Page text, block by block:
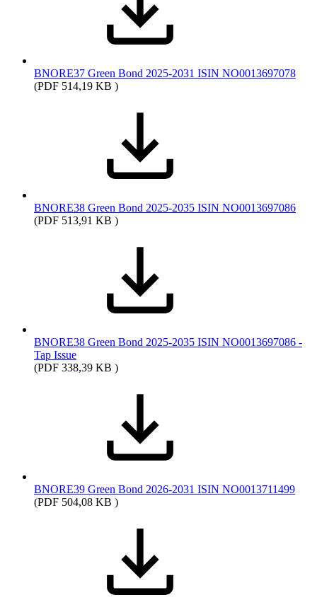
BNORE37 Green Bond 2025-2031 ISIN NO0013697078
(PDF 514,19 KB )
BNORE38 Green Bond 2025-2035 ISIN NO0013697086
(PDF 513,91 KB )
BNORE38 Green Bond 2025-2035 ISIN NO0013697086 -
Tap Issue
(PDF 338,39 KB )
BNORE39 Green Bond 2026-2031 ISIN NO0013711499
(PDF 504,08 KB )